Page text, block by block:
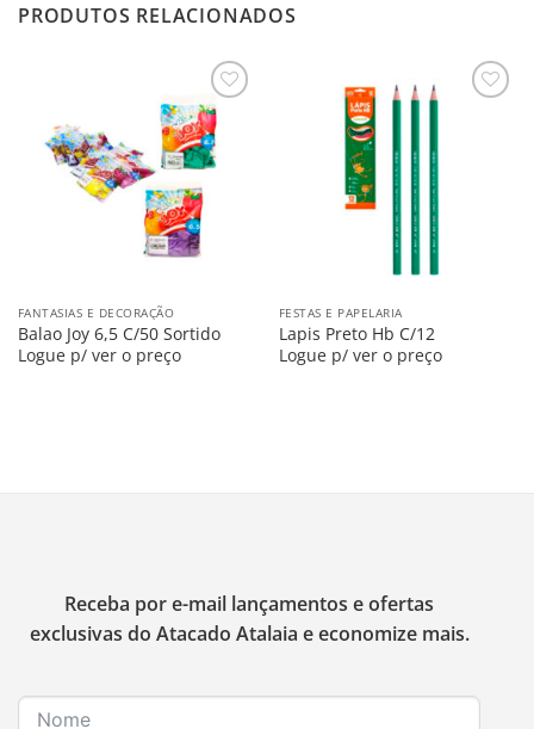
PRODUTOS RELACIONADOS
Salvar
na
Lista
FANTASIAS E DECORAÇÃO
Balao Joy 6,5 C/50 Sortido
Logue p/ ver o preço
FESTAS E PAPELARIA
Lapis Preto Hb C/12
Logue p/ ver o preço
Receba por e-mail lançamentos e ofertas
exclusivas do Atacado Atalaia e economize mais.